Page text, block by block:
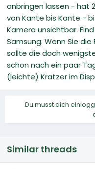
anbringen lassen - hat
von Kante bis Kante -
Kamera unsichtbar.
Samsung. Wenn Sie
sollte die doch
schon nach ein paar
(leichte) Kratzer im
Du musst dich
Similar threads